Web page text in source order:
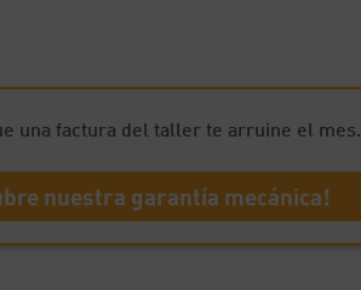
una factura del taller te arruine el mes.
nuestra garantía mecánica!